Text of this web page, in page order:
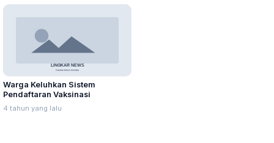
Warga Keluhkan Sistem
Pendaftaran Vaksinasi
4 tahun yang lalu